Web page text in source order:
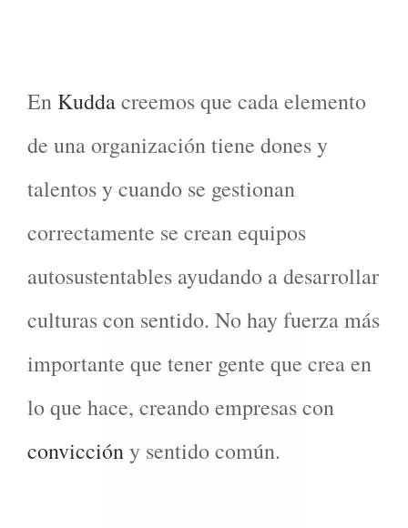
En Kuddacreemos que cada elemento
de una organización tiene dones y
talentos y cuando se gestionan
correctamente se crean equipos
autosustentables ayudando a desarrollar
culturas con sentido. No hay fuerza más
importante que tener gente que crea en
lo que hace, creando empresas con
conviccióny sentido común.